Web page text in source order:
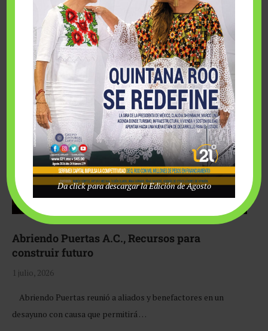
Fairmont Mayakoba y Make-A-Wish México unieron
esfuerzos para hacer realidad el deseo de una …
Abriendo Puertas A.C., Recursos para
construir futuro
1 julio, 2026
Abriendo Puertas reunió a aliados y benefactores en un
desayuno con causa que permitirá …
Da click para descargar la Edición de Agosto